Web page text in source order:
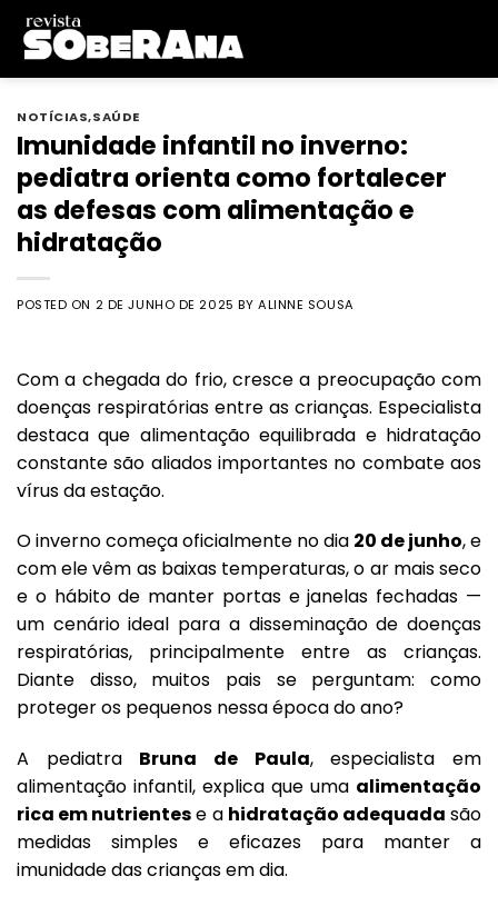
Skip
content
NOTÍCIAS,SAÚDE
Imunidade infantil no inverno:
pediatra orienta como fortalecer
as defesas com alimentação e
hidratação
POSTED ON 2 DE JUNHO DE 2025 BY ALINNE SOUSA
Com a chegada do frio, cresce a preocupação com
doenças respiratórias entre as crianças. Especialista
destaca que alimentação equilibrada e hidratação
constante são aliados importantes no combate aos
vírus da estação.
O inverno começa oficialmente no dia 20 de junho, e
com ele vêm as baixas temperaturas, o ar mais seco
e o hábito de manter portas e janelas fechadas —
um cenário ideal para a disseminação de doenças
respiratórias, principalmente entre as crianças.
Diante disso, muitos pais se perguntam: como
proteger os pequenos nessa época do ano?
A pediatra Bruna de Paula, especialista em
alimentação infantil, explica que uma alimentação
rica em nutrientese a hidratação adequada são
medidas simples e eficazes para manter a
imunidade das crianças em dia.